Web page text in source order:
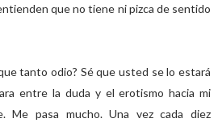
que no tiene ni pizca de sentido
tanto odio? Sé que usted se lo estará
entre la duda y el erotismo hacia mi
Me pasa mucho. Una vez cada diez